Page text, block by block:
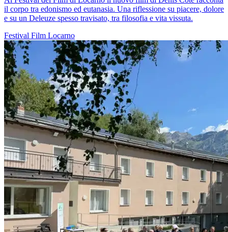
il corpo tra edonismo ed eutanasia. Una riflessione su piacere, dolore
e su un Deleuze spesso travisato, tra filosofia e vita vissuta.
Festival Film Locarno